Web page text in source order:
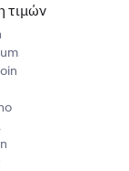
τιμών